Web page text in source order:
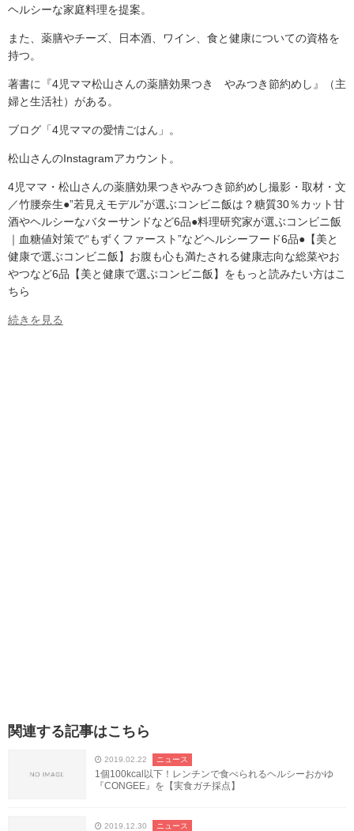
ヘルシーな家庭料理を提案。
また、薬膳やチーズ、日本酒、ワイン、食と健康についての資格を
持つ。
著書に『4児ママ松山さんの薬膳効果つき やみつき節約めし』（主
婦と生活社）がある。
ブログ「4児ママの愛情ごはん」。
松山さんのInstagramアカウント。
4児ママ・松山さんの薬膳効果つきやみつき節約めし撮影・取材・文
／竹腰奈生●”若見えモデル”が選ぶコンビニ飯は？糖質30％カット甘
酒やヘルシーなバターサンドなど6品●料理研究家が選ぶコンビニ飯
｜血糖値対策で“もずくファースト”などヘルシーフード6品●【美と
健康で選ぶコンビニ飯】お腹も心も満たされる健康志向な総菜やお
やつなど6品【美と健康で選ぶコンビニ飯】をもっと読みたい方はこ
ちら
続きを見る
関連する記事はこちら
2019.02.22 ニュース
1個100kcal以下！レンチンで食べられるヘルシーおかゆ
『CONGEE』を【実食ガチ採点】
2019.12.30 ニュース